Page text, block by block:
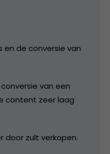
en de conversie van
van een
content zeer laag
zult verkopen.